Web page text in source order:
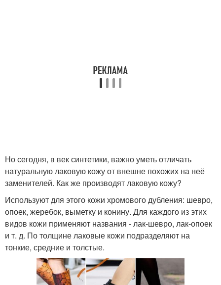
Но сегодня, в век синтетики, важно уметь отличать
натуральную лаковую кожу от внешне похожих на неё
заменителей. Как же производят лаковую кожу?
Используют для этого кожи хромового дубления: шевро,
опоек, жеребок, выметку и конину. Для каждого из этих
видов кожи применяют названия - лак-шевро, лак-опоек
и т. д. По толщине лаковые кожи подразделяют на
тонкие, средние и толстые.